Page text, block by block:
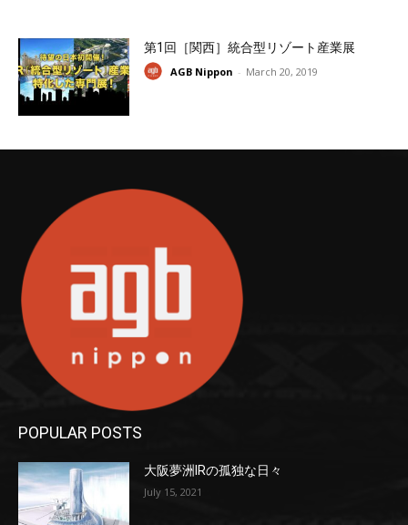
第1回［関西］統合型リゾート産業展
AGB Nippon - March 20, 2019
POPULAR POSTS
大阪夢洲IRの孤独な日々
July 15, 2021